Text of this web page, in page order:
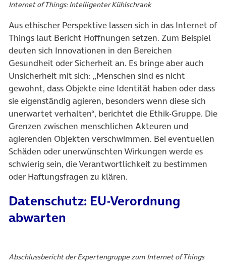
Internet of Things: Intelligenter Kühlschrank
Aus ethischer Perspektive lassen sich in das Internet of
Things laut Bericht Hoffnungen setzen. Zum Beispiel
deuten sich Innovationen in den Bereichen
Gesundheit oder Sicherheit an. Es bringe aber auch
Unsicherheit mit sich: „Menschen sind es nicht
gewohnt, dass Objekte eine Identität haben oder dass
sie eigenständig agieren, besonders wenn diese sich
unerwartet verhalten“, berichtet die Ethik-Gruppe. Die
Grenzen zwischen menschlichen Akteuren und
agierenden Objekten verschwimmen. Bei eventuellen
Schäden oder unerwünschten Wirkungen werde es
schwierig sein, die Verantwortlichkeit zu bestimmen
oder Haftungsfragen zu klären.
Datenschutz: EU-Verordnung
abwarten
Abschlussbericht der Expertengruppe zum Internet of Things